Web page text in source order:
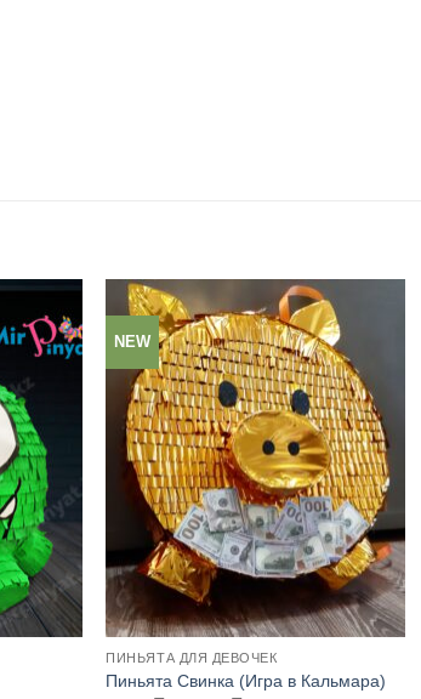
NEW
ПИНЬЯТА ДЛЯ ДЕВОЧЕК
Пиньята Свинка (Игра в Кальмара)